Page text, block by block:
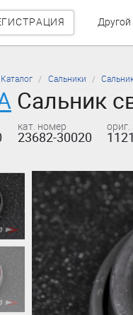
Другой
Каталог Сальники
Сальник
кат. номер
23682-30020